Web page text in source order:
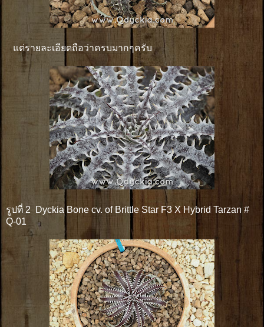
แต่รายละเอียดถือว่าครบมากๆครับ
รูปที่ 2 Dyckia Bone cv. of Brittle Star F3 X Hybrid Tarzan #
Q-01